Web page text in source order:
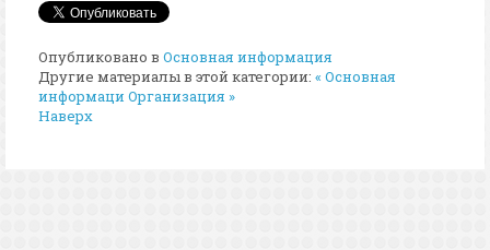
Опубликовано в Основная информация
Другие материалы в этой категории: « Основная
информаци Организация »
Наверх